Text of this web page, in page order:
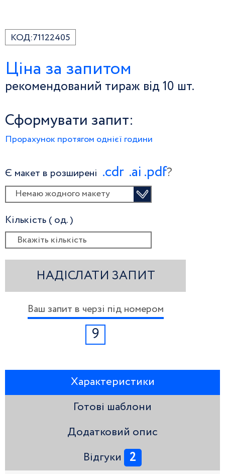
КОД:71122405
Ціна за запитом
рекомендований тираж від 10 шт.
Сформувати запит:
Прорахунок протягом однієї години
Є макет в розширені .сdr .ai .pdf?
Немаю жодного макету
Кількість ( од. )
НАДІСЛАТИ ЗАПИТ
Ваш запит в черзі під номером
9
Характеристики
Готові шаблони
Додатковий опис
Відгуки 2